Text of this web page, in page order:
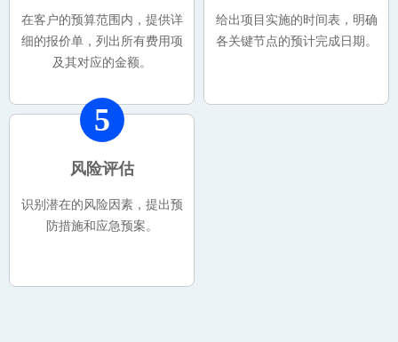
在客户的预算范围内，提供详
细的报价单，列出所有费用项
及其对应的金额。
给出项目实施的时间表，明确
各关键节点的预计完成日期。
风险评估
识别潜在的风险因素，提出预
防措施和应急预案。
5